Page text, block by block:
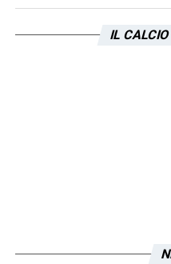
La sensazione è
ancora bisogno di
per affrontare
IL